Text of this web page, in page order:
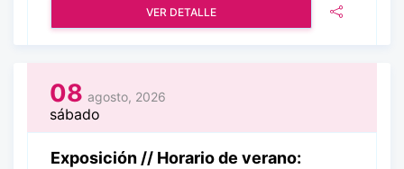
VER DETALLE
08 agosto, 2026
sábado
Exposición // Horario de verano: